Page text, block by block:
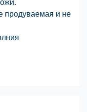
продуваемая и не